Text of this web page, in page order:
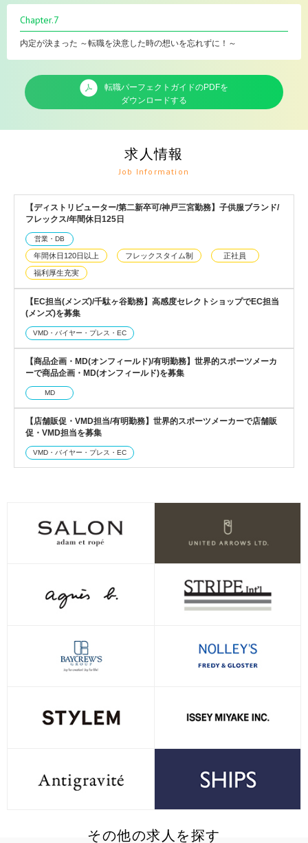
Chapter.7
内定が決まった ～転職を決意した時の想いを忘れずに！～
転職パーフェクトガイドのPDFを
ダウンロードする
求人情報
Job Information
【ディストリビューター/第二新卒可/神戸三宮勤務】子供服ブランド/
フレックス/年間休日125日
営業・DB
年間休日120日以上 フレックスタイム制 正社員
福利厚生充実
【EC担当(メンズ)/千駄ヶ谷勤務】高感度セレクトショップでEC担当
(メンズ)を募集
VMD・バイヤー・プレス・EC
【商品企画・MD(オンフィールド)/有明勤務】世界的スポーツメーカ
ーで商品企画・MD(オンフィールド)を募集
MD
【店舗販促・VMD担当/有明勤務】世界的スポーツメーカーで店舗販
促・VMD担当を募集
VMD・バイヤー・プレス・EC
その他の求人を探す